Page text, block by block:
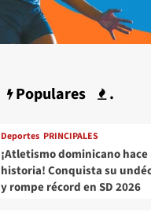
Populares .
Deportes PRINCIPALES
¡Atletismo dominicano hace
historia! Conquista su
y rompe récord en SD 2026